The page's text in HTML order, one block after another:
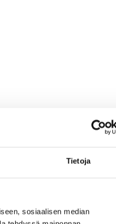
Tietoja
sosiaalisen median